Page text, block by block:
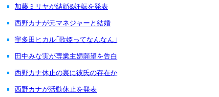
加藤ミリヤが結婚&妊娠を発表
西野カナが元マネジャーと結婚
宇多田ヒカル｢歌姫ってなんなん｣
田中みな実が専業主婦願望を告白
西野カナ休止の裏に彼氏の存在か
西野カナが活動休止を発表